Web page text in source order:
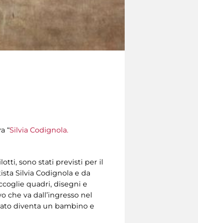
“Silvia Codignola.
sono stati previsti per il
Silvia Codignola e da
quadri, disegni e
che va dall’ingresso nel
diventa un bambino e